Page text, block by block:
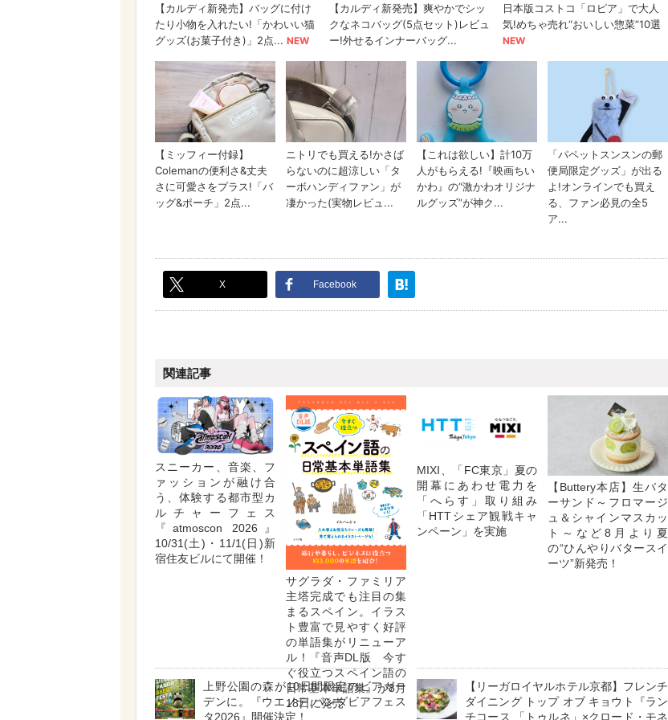
X Facebook
関連記事
スニーカー、音楽、フ
ァッションが融け合
う、体験する都市型カ
ルチャーフェス
『atmoscon 2026』
10/31(土)・11/1(日)新
宿住友ビルにて開催！
サグラダ・ファミリア
主塔完成でも注目の集
まるスペイン。イラス
ト豊富で見やすく好評
の単語集がリニューア
ル！『音声DL版 今す
ぐ役立つスペイン語の
日常基本単語集』が8月
18日に発売
MIXI、「FC東京」夏の
開幕にあわせ電力を
「へらす」取り組み
「HTTシェア観戦キャ
ンペーン」を実施
【Buttery本店】生バタ
ーサンド～フロマージ
ュ＆シャインマスカッ
ト～など8月より夏
の“ひんやりバタースイ
ーツ”新発売！
上野公園の森が10日間限定のビアガー
デンに。『ウエノデ.パンダビアフェス
タ2026』開催決定！
【リーガロイヤルホテル京都】フレンチ
ダイニング トップ オブ キョウト『ラン
チコース 「トゥルネ」×クロード・モネ